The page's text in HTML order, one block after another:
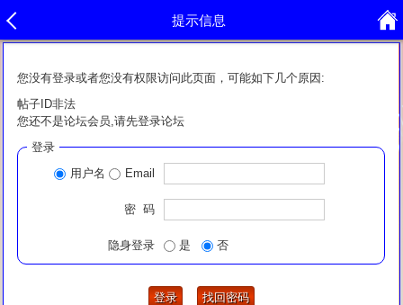
提示信息
您没有登录或者您没有权限访问此页面，可能如下几个原因:
帖子ID非法
您还不是论坛会员,请先登录论坛
登录
用户名
Email
密 码
隐身登录 是 否